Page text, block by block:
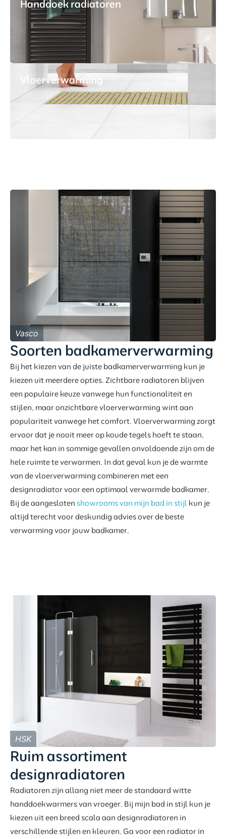
Handdoek radiatoren
Vloerverwarming
Soorten badkamerverwarming
Bij het kiezen van de juiste badkamerverwarming kun je
kiezen uit meerdere opties. Zichtbare radiatoren blijven
een populaire keuze vanwege hun functionaliteit en
stijlen, maar onzichtbare vloerverwarming wint aan
populariteit vanwege het comfort. Vloerverwarming zorgt
ervoor dat je nooit meer op koude tegels hoeft te staan,
maar het kan in sommige gevallen onvoldoende zijn om de
hele ruimte te verwarmen. In dat geval kun je de warmte
van de vloerverwarming combineren met een
designradiator voor een optimaal verwarmde badkamer.
Bij de aangesloten showrooms van mijn bad in stijl kun je
altijd terecht voor deskundig advies over de beste
verwarming voor jouw badkamer.
Vasco
Ruim assortiment
designradiatoren
Radiatoren zijn allang niet meer de standaard witte
handdoekwarmers van vroeger. Bij mijn bad in stijl kun je
kiezen uit een breed scala aan designradiatoren in
verschillende stijlen en kleuren. Ga voor een radiator in
HSK